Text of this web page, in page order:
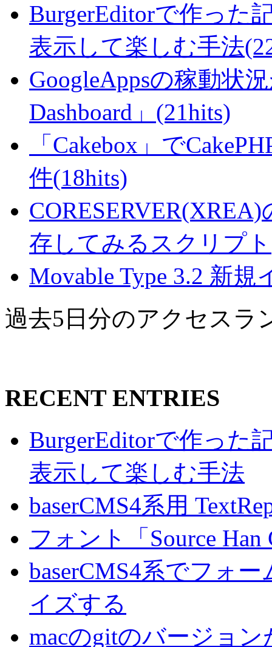
BurgerEditorで作った
表示して楽しむ手法
GoogleAppsの稼動状
Dashboard」(21hits)
「Cakebox」で
件(18hits)
存してみるスクリプ
Movable Type 3.2 新
過去5日分のアクセスラ
RECENT ENTRIES
BurgerEditorで作った
表示して楽しむ手法
baserCMS4系用
フォント「Source
baserCMS4系でフォ
イズする
macのgitのバージョ